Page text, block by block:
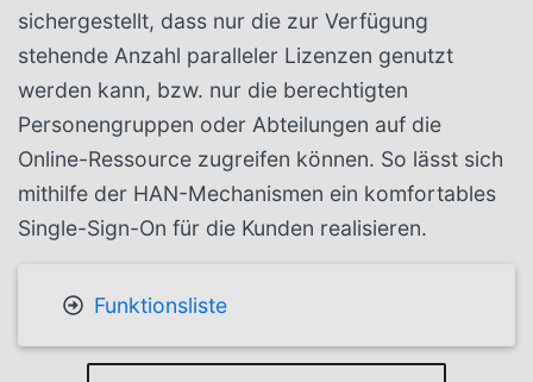
sichergestellt, dass nur die zur Verfügung
stehende Anzahl paralleler Lizenzen genutzt
werden kann, bzw. nur die berechtigten
Personengruppen oder Abteilungen auf die
Online-Ressource zugreifen können. So lässt sich
mithilfe der HAN-Mechanismen ein komfortables
Single-Sign-On für die Kunden realisieren.
Funktionsliste